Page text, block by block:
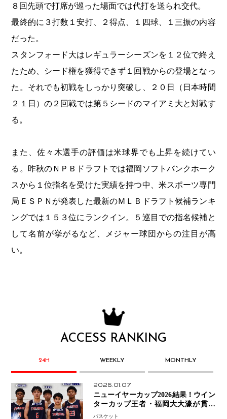
８回先頭で打席が巡った場面では代打を送られ交代。
最終的に３打数１安打、２得点、１四球、１三振の内容
だった。
スタンフォード大はレギュラーシーズンを１２位で終え
たため、シード権を獲得できず１回戦からの登場となっ
た。それでも初戦をしっかり突破し、２０日（日本時間
２１日）の２回戦では第５シードのマイアミ大と対戦す
る。
また、佐々木選手の評価は米球界でも上昇を続けてい
る。昨秋のＮＰＢドラフトでは福岡ソフトバンクホーク
スから１位指名を受けた実績を持つ中、米スポーツ専門
局ＥＳＰＮが発表した最新のＭＬＢドラフト候補ランキ
ングでは１５３位にランクイン。５巡目での指名候補と
して名前が挙がるなど、メジャー球団からの注目が高
い。
ACCESS RANKING
24H WEEKLY MONTHLY
2026.01.07
ニューイヤーカップ2026結果！ウイン
ターカップ王者・福岡大大濠が貫禄
V！ 東山は“背番号継承”で新たな物語
バスケット